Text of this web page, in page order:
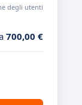
degli utenti
700,00 €